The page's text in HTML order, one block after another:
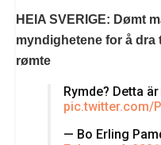
HEIA SVERIGE: Dømt
myndighetene for å dra
rømte
Rymde? Detta
pic.twitter.com/
— Bo Erling